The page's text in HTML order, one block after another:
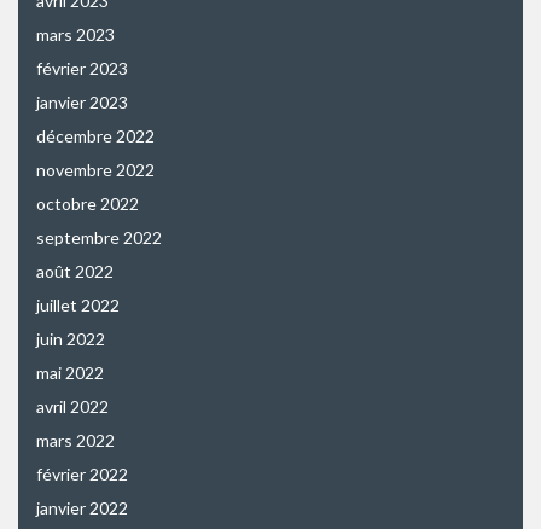
mars 2023
février 2023
janvier 2023
décembre 2022
novembre 2022
octobre 2022
septembre 2022
août 2022
juillet 2022
juin 2022
mai 2022
avril 2022
mars 2022
février 2022
janvier 2022